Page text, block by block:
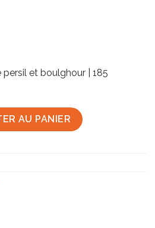
et boulghour | 185
AU PANIER